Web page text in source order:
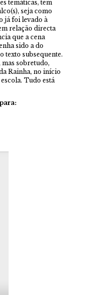
temáticas, tem
seja como
já foi levado à
relação directa
que a cena
sido a do
texto subsequente.
sobretudo,
Rainha, no início
Tudo está